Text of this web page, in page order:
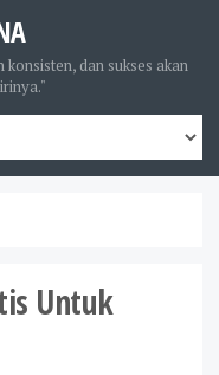
dan sukses akan
Untuk